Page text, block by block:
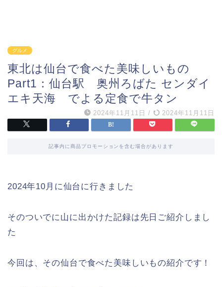
グルメ
東北は仙台で食べた美味しいもの
Part1：仙台駅 奥州ろばた センダイ
エキ天海 でよる定食で牛タン
2024年11月11日 / 2024年11月11日
記事内に商品プロモーションを含む場合があります
2024年10月に仙台に行きました
そのついでに山に出かけた記録は先日ご紹介しまし
た
今回は、その仙台で食べた美味しいもの紹介です！